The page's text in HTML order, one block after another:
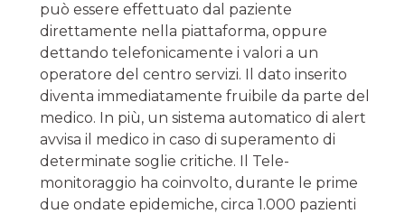
può essere effettuato dal paziente
direttamente nella piattaforma, oppure
dettando telefonicamente i valori a un
operatore del centro servizi. Il dato inseri­to
diventa immediatamente fruibile da parte del
me­dico. In più, un sistema automatico di alert
avvisa il medico in caso di superamento di
determinate soglie critiche. Il Tele-
monitoraggio ha coinvolto, durante le prime
due ondate epidemiche, circa 1.000 pazienti